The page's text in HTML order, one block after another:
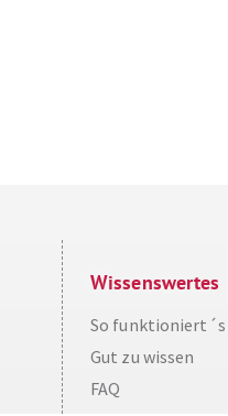
law
Wissenswertes
So funktioniert´s
Gut zu wissen
FAQ